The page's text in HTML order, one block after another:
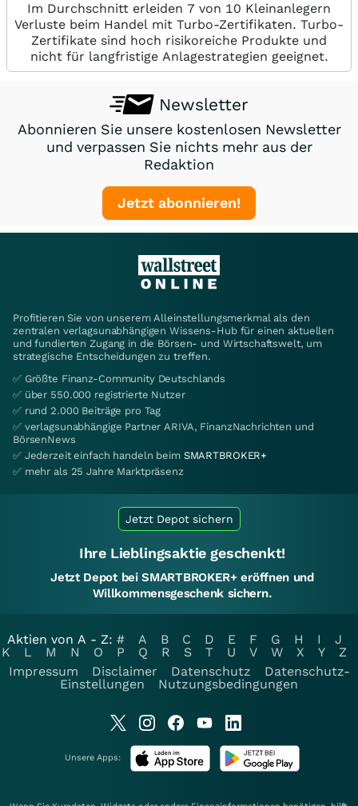
Im Durchschnitt erleiden 7 von 10 Kleinanlegern
Verluste beim Handel mit Turbo-Zertifikaten. Turbo-
Zertifikate sind hoch risikoreiche Produkte und
nicht für langfristige Anlagestrategien geeignet.
Newsletter
Abonnieren Sie unsere kostenlosen Newsletter
und verpassen Sie nichts mehr aus der
Redaktion
Jetzt abonnieren!
Profitieren Sie von unserem Alleinstellungsmerkmal als den
zentralen verlagsunabhängigen Wissens-Hub für einen aktuellen
und fundierten Zugang in die Börsen- und Wirtschaftswelt, um
strategische Entscheidungen zu treffen.
✅ Größte Finanz-Community Deutschlands
✅ über 550.000 registrierte Nutzer
✅ rund 2.000 Beiträge pro Tag
✅ verlagsunabhängige Partner ARIVA, FinanzNachrichten und
BörsenNews
✅ Jederzeit einfach handeln beim SMARTBROKER+
✅ mehr als 25 Jahre Marktpräsenz
Jetzt Depot sichern
Ihre Lieblingsaktie geschenkt!
Jetzt Depot bei SMARTBROKER+ eröffnen und
Willkommensgeschenk sichern.
Aktien von A - Z: # A B C D E F G H I
J
K
L M N O P Q R S T U V W X Y
Z
Impressum
Disclaimer Datenschutz
Datenschutz-
Einstellungen
Nutzungsbedingungen
Unsere Apps: